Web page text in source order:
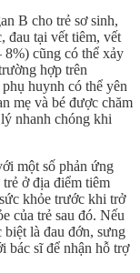
B cho trẻ sơ sinh,
đau tại vết tiêm, vết
8%) cũng có thể xảy
hợp trên
huynh có thể yên
mẹ và bé được chăm
nhanh chóng khi
một số phản ứng
ở địa điểm tiêm
khỏe trước khi trở
của trẻ sau đó. Nếu
biệt là đau đớn, sưng
bác sĩ để nhận hỗ trợ